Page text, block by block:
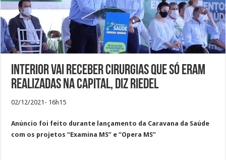
Interior vai receber cirurgias que só eram
realizadas na Capital, diz Riedel
02/12/2021- 16h15
Anúncio foi feito durante lançamento da Caravana da Saúde
com os projetos “Examina MS” e “Opera MS”